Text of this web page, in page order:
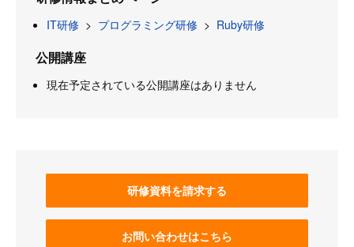
IT研修 > プログラミング研修 > Ruby研修
公開講座
現在予定されている公開講座はありません
研修資料を請求する
お問い合わせはこちら